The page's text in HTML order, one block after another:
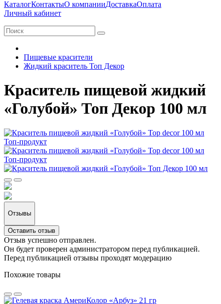
КаталогКонтактыО компанииДоставкаОплата
Личный кабинет
Пищевые красители
Жидкий краситель Топ Декор
Краситель пищевой жидкий
«Голубой» Топ Декор 100 мл
Отзывы
Оставить отзыв
Отзыв успешно отправлен.
Он будет проверен администратором перед публикацией.
Перед публикацией отзывы проходят модерацию
Похожие товары